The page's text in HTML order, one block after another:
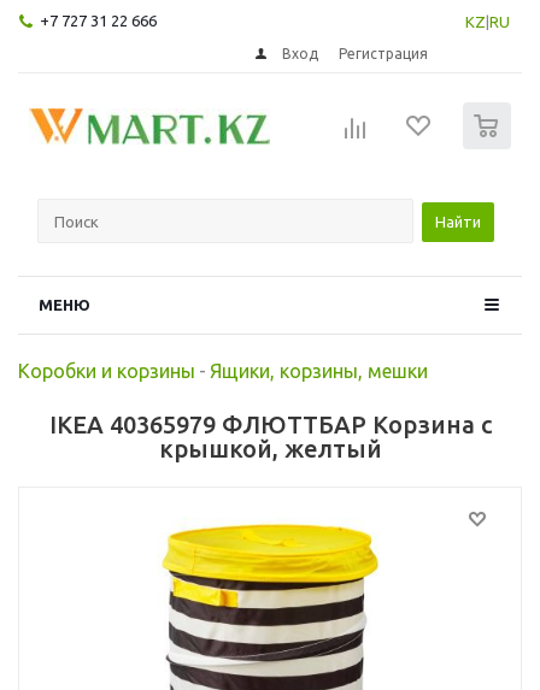
+7 727 31 22 666 KZ RU
Вход Регистрация
Найти
МЕНЮ
Коробки и корзины - Ящики, корзины, мешки
IKEA 40365979 ФЛЮТТБАР Корзина c
крышкой, желтый